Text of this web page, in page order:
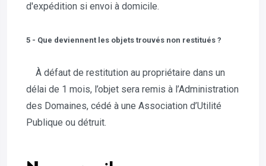
d'expédition si envoi à domicile.
5 - Que deviennent les objets trouvés non restitués ?
À défaut de restitution au propriétaire dans un
délai de 1 mois, l’objet sera remis à l’Administration
des Domaines, cédé à une Association d’Utilité
Publique ou détruit.